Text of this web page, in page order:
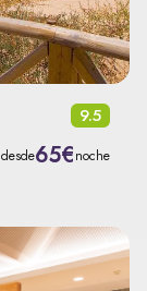
9.5
desde65€noche